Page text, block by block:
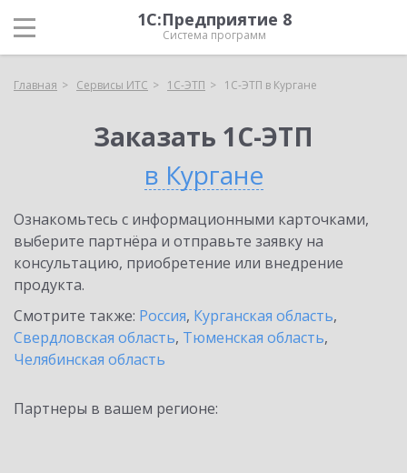
1С:Предприятие 8
Система программ
Главная Сервисы ИТС 1С-ЭТП 1С-ЭТП в Кургане
Заказать 1С-ЭТП
в Кургане
Ознакомьтесь с информационными карточками,
выберите партнёра и отправьте заявку на
консультацию, приобретение или внедрение
продукта.
Смотрите также: Россия, Курганская область,
Свердловская область, Тюменская область,
Челябинская область
Партнеры в вашем регионе: